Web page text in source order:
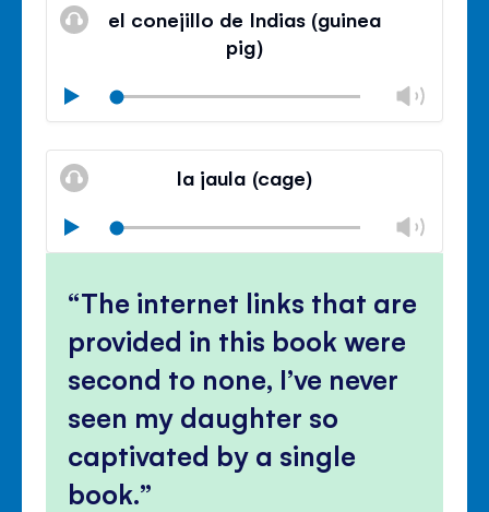
el conejillo de Indias (guinea
pig)
Play
Mute
Close
la jaula (cage)
Play
The internet links that are
provided in this book were
second to none, I’ve never
seen my daughter so
captivated by a single
book.